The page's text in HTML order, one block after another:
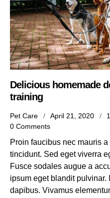
Delicious homemade
training
Pet Care April 21, 2020
0 Comments
Proin faucibus nec mauris
tincidunt. Sed eget viverra
Fusce sodales augue a
ipsum eget blandit pulvinar.
dapibus. Vivamus